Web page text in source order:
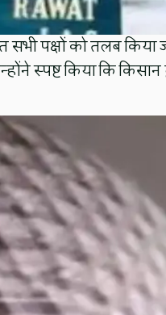
पक्षों को तलब किया
स्पष्ट किया कि किसान